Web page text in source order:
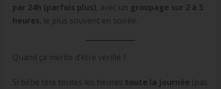
par 24h (parfois plus) , avec un groupage sur 2 à 5
heures , le plus souvent en soirée.
Quand ça mérite d’être vérifié ?
Si bébé tète toutes les heures toute la journée (pas